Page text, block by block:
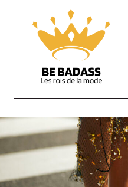
content